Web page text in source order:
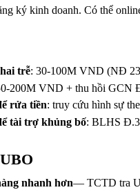
ký kinh doanh. Có thể
trễ: 30-100M VND (NĐ
200M VND + thu hồi GCN
rửa tiền: truy cứu hình sự
tài trợ khủng bố: BLHS
nhanh hơn— TCTD tra